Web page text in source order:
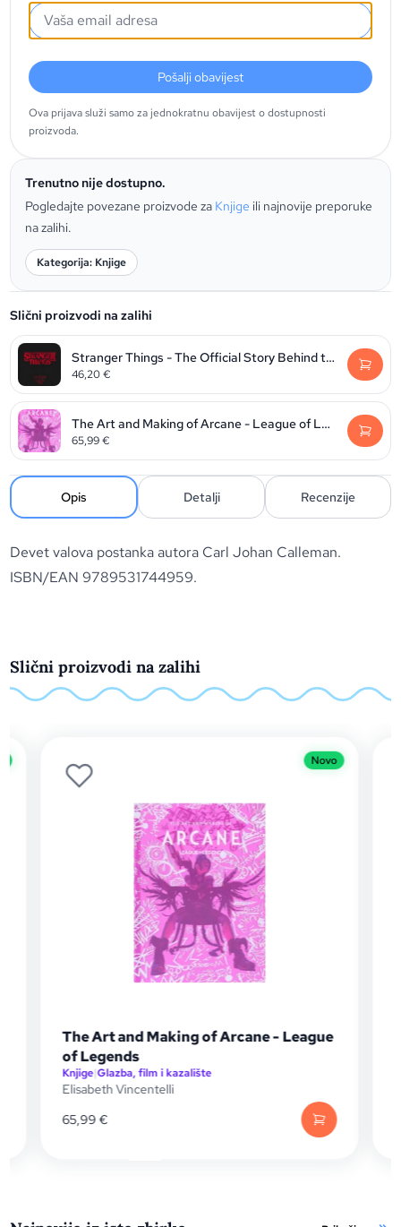
Pošalji obavijest
Ova prijava služi samo za jednokratnu obavijest o dostupnosti
proizvoda.
Trenutno nije dostupno.
Pogledajte povezane proizvode za Knjige ili najnovije preporuke
na zalihi.
Kategorija: Knjige
Slični proizvodi na zalihi
Stranger Things - The Official Story Behind the Legendary Series
46,20€
The Art and Making of Arcane - League of Legends
65,99€
Opis Detalji Recenzije
Devet valova postanka autora Carl Johan Calleman.
ISBN/EAN 9789531744959.
Slični proizvodi na zalihi
Novo
The Art and Making of Arcane - League
of Legends
Knjige|Glazba, film i kazalište
Elisabeth Vincentelli
65,99€